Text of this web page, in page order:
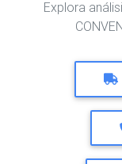
Explora